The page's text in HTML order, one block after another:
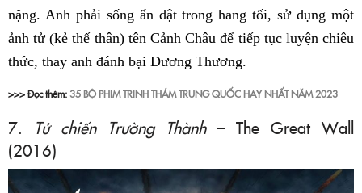
nặng. Anh phải sống ẩn dật trong hang tối, sử dụng một
ảnh tử (kẻ thế thân) tên Cảnh Châu để tiếp tục luyện chiêu
thức, thay anh đánh bại Dương Thương.
>>> Đọc thêm:35 BỘ PHIM TRINH THÁM TRUNG QUỐC HAY NHẤT NĂM 2023
7. Tử chiến Trường Thành– The Great Wall
(2016)